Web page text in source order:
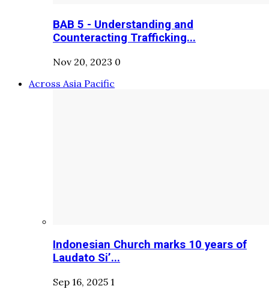
BAB 5 - Understanding and
Counteracting Trafficking...
Nov 20, 2023 0
Across Asia Pacific
Indonesian Church marks 10 years of
Laudato Si’...
Sep 16, 2025 1